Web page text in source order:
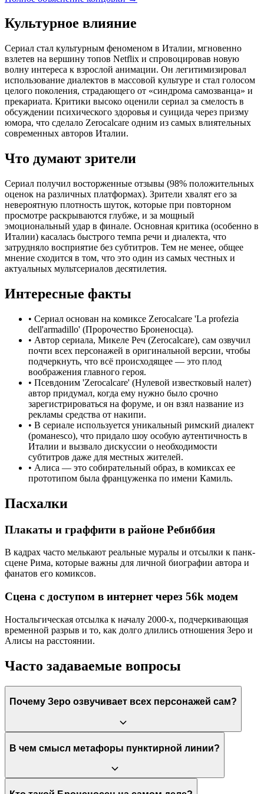
Культурное влияние
Сериал стал культурным феноменом в Италии, мгновенно
взлетев на вершину топов Netflix и спровоцировав новую
волну интереса к взрослой анимации. Он легитимизировал
использование диалектов в массовой культуре и стал голосом
целого поколения, страдающего от «синдрома самозванца» и
прекариата. Критики высоко оценили сериал за смелость в
обсуждении психического здоровья и суицида через призму
юмора, что сделало Zerocalcare одним из самых влиятельных
современных авторов Италии.
Что думают зрители
Сериал получил восторженные отзывы (98% положительных
оценок на различных платформах). Зрители хвалят его за
невероятную плотность шуток, которые при повторном
просмотре раскрываются глубже, и за мощный
эмоциональный удар в финале. Основная критика (особенно в
Италии) касалась быстрого темпа речи и диалекта, что
затрудняло восприятие без субтитров. Тем не менее, общее
мнение сходится в том, что это один из самых честных и
актуальных мультсериалов десятилетия.
Интересные факты
• Сериал основан на комиксе Zerocalcare 'La profezia
dell'armadillo' (Пророчество Броненосца).
• Автор сериала, Микеле Реч (Zerocalcare), сам озвучил
почти всех персонажей в оригинальной версии, чтобы
подчеркнуть, что всё происходящее — это плод
воображения главного героя.
• Псевдоним 'Zerocalcare' (Нулевой известковый налет)
автор придумал, когда ему нужно было срочно
зарегистрироваться на форуме, и он взял название из
рекламы средства от накипи.
• В сериале используется уникальный римский диалект
(романesco), что придало шоу особую аутентичность в
Италии и вызвало дискуссии о необходимости
субтитров даже для местных жителей.
• Алиса — это собирательный образ, в комиксах ее
прототипом была француженка по имени Камиль.
Пасхалки
Плакаты и граффити в районе Ребиббия
В кадрах часто мелькают реальные муралы и отсылки к панк-
сцене Рима, которые важны для личной биографии автора и
фанатов его комиксов.
Сцена с доступом в интернет через 56k модем
Ностальгическая отсылка к началу 2000-х, подчеркивающая
временной разрыв и то, как долго длились отношения Зеро и
Алисы на расстоянии.
Часто задаваемые вопросы
Почему Зеро озвучивает всех персонажей сам?
Это художественный прием, показывающий, что зритель
воспринимает окружающих не как отдельных людей, а как
проекции своих мыслей, пока трагедия в финале не заставляет
его услышать их настоящие голоса.
В чем смысл метафоры пунктирной линии?